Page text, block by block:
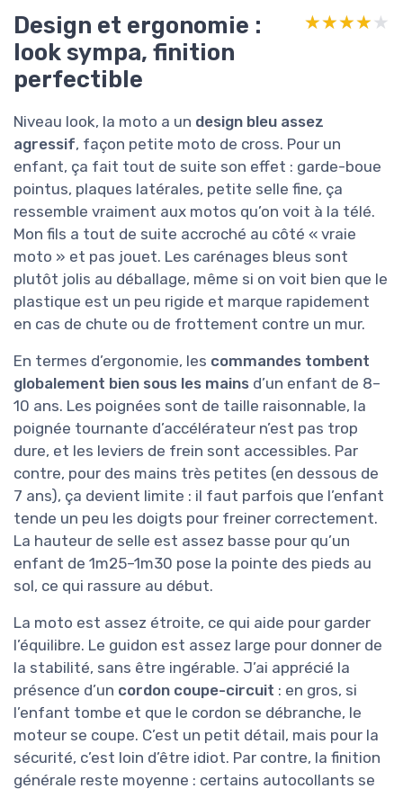
Design et ergonomie :
look sympa, finition
perfectible
★★★★★
★★★★★
Niveau look, la moto a un design bleu assez
agressif, façon petite moto de cross. Pour un
enfant, ça fait tout de suite son effet : garde-boue
pointus, plaques latérales, petite selle fine, ça
ressemble vraiment aux motos qu’on voit à la télé.
Mon fils a tout de suite accroché au côté « vraie
moto » et pas jouet. Les carénages bleus sont
plutôt jolis au déballage, même si on voit bien que le
plastique est un peu rigide et marque rapidement
en cas de chute ou de frottement contre un mur.
En termes d’ergonomie, les commandes tombent
globalement bien sous les mains d’un enfant de 8–
10 ans. Les poignées sont de taille raisonnable, la
poignée tournante d’accélérateur n’est pas trop
dure, et les leviers de frein sont accessibles. Par
contre, pour des mains très petites (en dessous de
7 ans), ça devient limite : il faut parfois que l’enfant
tende un peu les doigts pour freiner correctement.
La hauteur de selle est assez basse pour qu’un
enfant de 1m25–1m30 pose la pointe des pieds au
sol, ce qui rassure au début.
La moto est assez étroite, ce qui aide pour garder
l’équilibre. Le guidon est assez large pour donner de
la stabilité, sans être ingérable. J’ai apprécié la
présence d’un cordon coupe-circuit : en gros, si
l’enfant tombe et que le cordon se débranche, le
moteur se coupe. C’est un petit détail, mais pour la
sécurité, c’est loin d’être idiot. Par contre, la finition
générale reste moyenne : certains autocollants se